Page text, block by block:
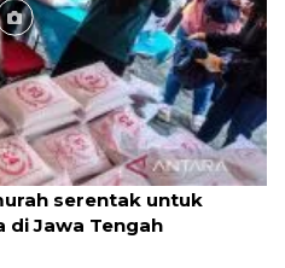
serentak untuk
di Jawa Tengah